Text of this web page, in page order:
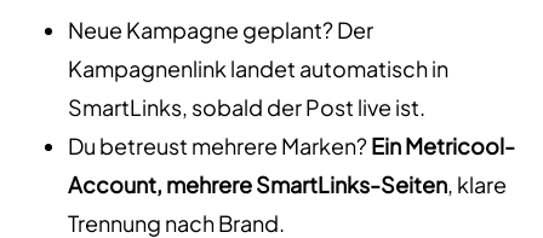
Neue Kampagne geplant? Der
Kampagnenlink landet automatisch in
SmartLinks, sobald der Post live ist.
Du betreust mehrere Marken?Ein Metricool-
Account, mehrere SmartLinks-Seiten, klare
Trennung nach Brand.